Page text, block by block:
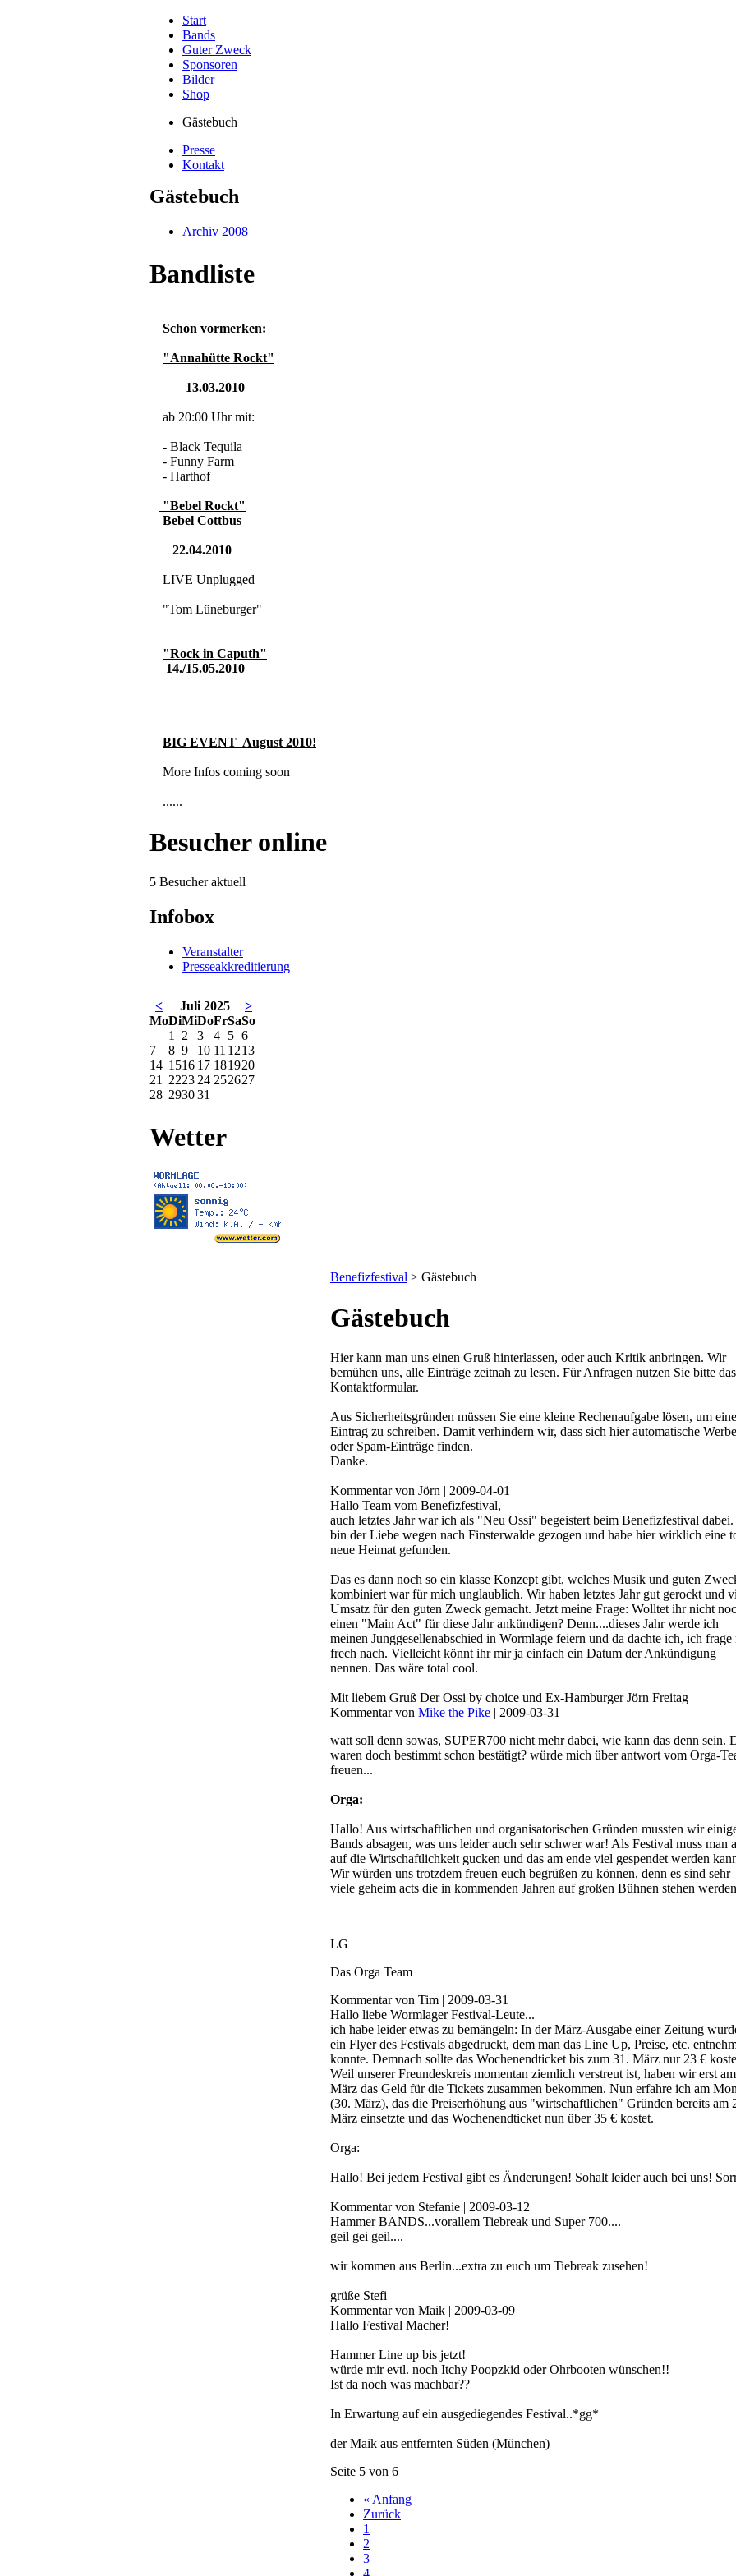
Start
Bands
Guter Zweck
Sponsoren
Bilder
Shop
Gästebuch
Presse
Kontakt
Gästebuch
Archiv 2008
Bandliste
Schon vormerken:
"Annahütte Rockt"
13.03.2010
ab 20:00 Uhr mit:
- Black Tequila
- Funny Farm
- Harthof
"Bebel Rockt"
Bebel Cottbus
22.04.2010
LIVE Unplugged
"Tom Lüneburger"
"Rock in Caputh"
14./15.05.2010
BIG EVENT August 2010!
More Infos coming soon
......
Besucher online
5 Besucher aktuell
Infobox
Veranstalter
Presseakkreditierung
< Juli 2025
>
MoDiMiDoFrSaSo
1
2 3 4 5 6
7
8 9 10 11 1213
14 1516 17 181920
21
2223 24 252627
28 293031
Wetter
Benefizfestival > Gästebuch
Gästebuch
Hier kann man uns einen Gruß hinterlassen, oder auch Kritik anbringen. Wir
bemühen uns, alle Einträge zeitnah zu lesen. Für Anfragen nutzen Sie bitte das
Kontaktformular.
Aus Sicherheitsgründen müssen Sie eine kleine Rechenaufgabe lösen, um
Eintrag zu schreiben. Damit verhindern wir, dass sich hier automatische
oder Spam-Einträge finden.
Danke.
Kommentar von Jörn | 2009-04-01
Hallo Team vom Benefizfestival,
auch letztes Jahr war ich als "Neu Ossi" begeistert beim Benefizfestival
bin der Liebe wegen nach Finsterwalde gezogen und habe hier wirklich eine
neue Heimat gefunden.
Das es dann noch so ein klasse Konzept gibt, welches Musik und guten
kombiniert war für mich unglaublich. Wir haben letztes Jahr gut gerockt und
Umsatz für den guten Zweck gemacht. Jetzt meine Frage: Wolltet ihr nicht
einen "Main Act" für diese Jahr ankündigen? Denn....dieses Jahr werde ich
meinen Junggesellenabschied in Wormlage feiern und da dachte ich, ich frage
frech nach. Vielleicht könnt ihr mir ja einfach ein Datum der Ankündigung
nennen. Das wäre total cool.
Mit liebem Gruß Der Ossi by choice und Ex-Hamburger Jörn Freitag
Kommentar von Mike the Pike | 2009-03-31
watt soll denn sowas, SUPER700 nicht mehr dabei, wie kann das denn sein.
waren doch bestimmt schon bestätigt? würde mich über antwort vom Orga-
freuen...
Orga:
Hallo! Aus wirtschaftlichen und organisatorischen Gründen mussten wir
Bands absagen, was uns leider auch sehr schwer war! Als Festival muss man
auf die Wirtschaftlichkeit gucken und das am ende viel gespendet werden
Wir würden uns trotzdem freuen euch begrüßen zu können, denn es sind sehr
viele geheim acts die in kommenden Jahren auf großen Bühnen stehen
LG
Das Orga Team
Kommentar von Tim | 2009-03-31
Hallo liebe Wormlager Festival-Leute...
ich habe leider etwas zu bemängeln: In der März-Ausgabe einer Zeitung
ein Flyer des Festivals abgedruckt, dem man das Line Up, Preise, etc.
konnte. Demnach sollte das Wochenendticket bis zum 31. März nur 23 €
Weil unserer Freundeskreis momentan ziemlich verstreut ist, haben wir erst
März das Geld für die Tickets zusammen bekommen. Nun erfahre ich am
(30. März), das die Preiserhöhung aus "wirtschaftlichen" Gründen bereits am
März einsetzte und das Wochenendticket nun über 35 € kostet.
Orga:
Hallo! Bei jedem Festival gibt es Änderungen! Sohalt leider auch bei uns!
Kommentar von Stefanie | 2009-03-12
Hammer BANDS...vorallem Tiebreak und Super 700....
geil gei geil....
wir kommen aus Berlin...extra zu euch um Tiebreak zusehen!
grüße Stefi
Kommentar von Maik | 2009-03-09
Hallo Festival Macher!
Hammer Line up bis jetzt!
würde mir evtl. noch Itchy Poopzkid oder Ohrbooten wünschen!!
Ist da noch was machbar??
In Erwartung auf ein ausgediegendes Festival..*gg*
der Maik aus entfernten Süden (München)
Seite 5 von 6
« Anfang
Zurück
1
2
3